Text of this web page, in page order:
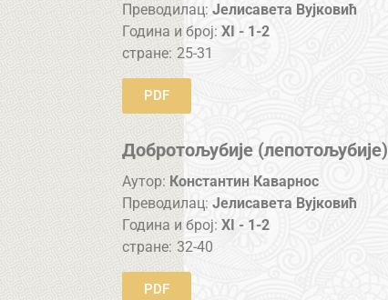
Преводилац: Јелисавета Вујковић
Година и број:XI - 1-2
стране: 25-31
PDF
Добротољубије (лепотољубије)
Аутор: Константин Каварнос
Преводилац: Јелисавета Вујковић
Година и број:XI - 1-2
стране: 32-40
PDF